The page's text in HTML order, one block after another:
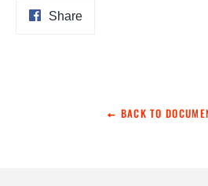
ShareShare
BACK TO